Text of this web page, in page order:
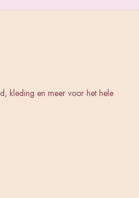
kleding en meer voor het hele